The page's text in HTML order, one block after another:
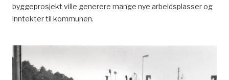
byggeprosjekt ville generere mange nye arbeidsplasser og
inntekter til kommunen.